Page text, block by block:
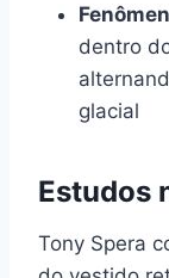
dentro
glacial
Estudos
Tony Spera